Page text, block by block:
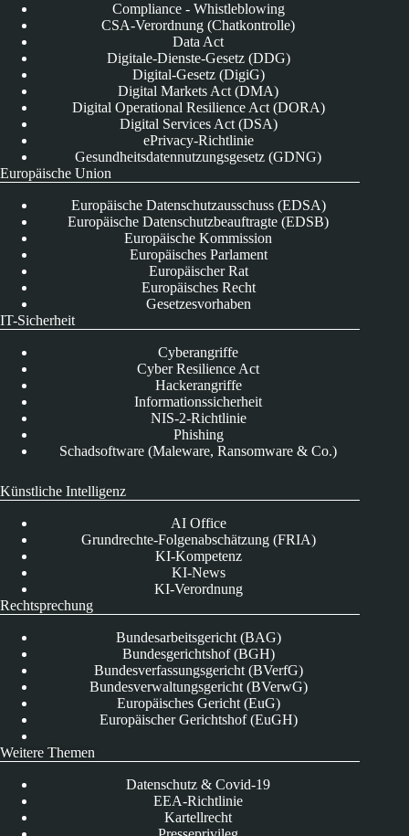
Compliance - Whistleblowing
CSA-Verordnung (Chatkontrolle)
Data Act
Digitale-Dienste-Gesetz (DDG)
Digital-Gesetz (DigiG)
Digital Markets Act (DMA)
Digital Operational Resilience Act (DORA)
Digital Services Act (DSA)
ePrivacy-Richtlinie
Gesundheitsdatennutzungsgesetz (GDNG)
Europäische Union
Europäische Datenschutzausschuss (EDSA)
Europäische Datenschutzbeauftragte (EDSB)
Europäische Kommission
Europäisches Parlament
Europäischer Rat
Europäisches Recht
Gesetzesvorhaben
IT-Sicherheit
Cyberangriffe
Cyber Resilience Act
Hackerangriffe
Informationssicherheit
NIS-2-Richtlinie
Phishing
Schadsoftware (Maleware, Ransomware & Co.)
Künstliche Intelligenz
AI Office
Grundrechte-Folgenabschätzung (FRIA)
KI-Kompetenz
KI-News
KI-Verordnung
Rechtsprechung
Bundesarbeitsgericht (BAG)
Bundesgerichtshof (BGH)
Bundesverfassungsgericht (BVerfG)
Bundesverwaltungsgericht (BVerwG)
Europäisches Gericht (EuG)
Europäischer Gerichtshof (EuGH)
Weitere Themen
Datenschutz & Covid-19
EEA-Richtlinie
Kartellrecht